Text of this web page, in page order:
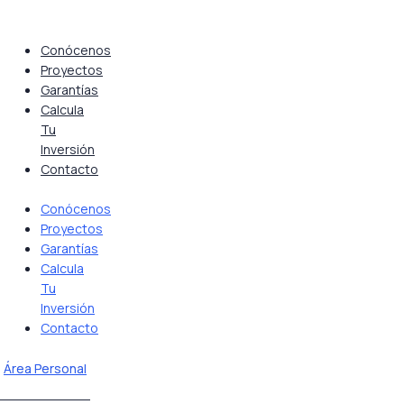
contenidoConócenos
Proyectos
Garantías
Calcula
Tu
Inversión
Contacto
Conócenos
Proyectos
Garantías
Calcula
Tu
Inversión
Contacto
Área Personal